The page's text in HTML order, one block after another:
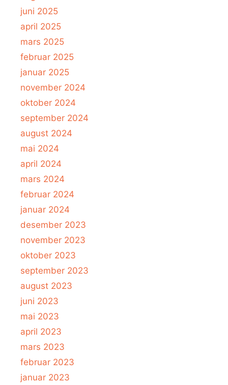
juni 2025
april 2025
mars 2025
februar 2025
januar 2025
november 2024
oktober 2024
september 2024
august 2024
mai 2024
april 2024
mars 2024
februar 2024
januar 2024
desember 2023
november 2023
oktober 2023
september 2023
august 2023
juni 2023
mai 2023
april 2023
mars 2023
februar 2023
januar 2023